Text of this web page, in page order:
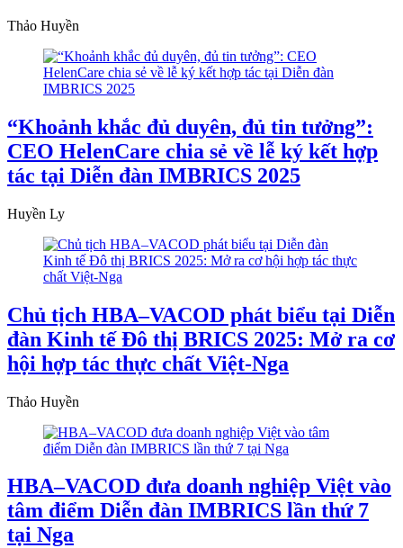
Thảo Huyền
“Khoảnh khắc đủ duyên, đủ tin tưởng”:
CEO HelenCare chia sẻ về lễ ký kết hợp
tác tại Diễn đàn IMBRICS 2025
Huyền Ly
Chủ tịch HBA–VACOD phát biểu tại Diễn
đàn Kinh tế Đô thị BRICS 2025: Mở ra cơ
hội hợp tác thực chất Việt-Nga
Thảo Huyền
HBA–VACOD đưa doanh nghiệp Việt vào
tâm điểm Diễn đàn IMBRICS lần thứ 7
tại Nga